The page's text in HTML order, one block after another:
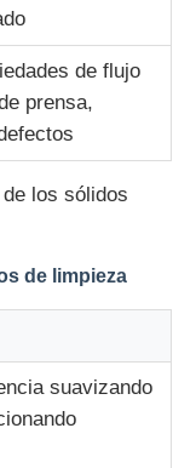
de flujo
prensa,
los sólidos
de limpieza
suavizando